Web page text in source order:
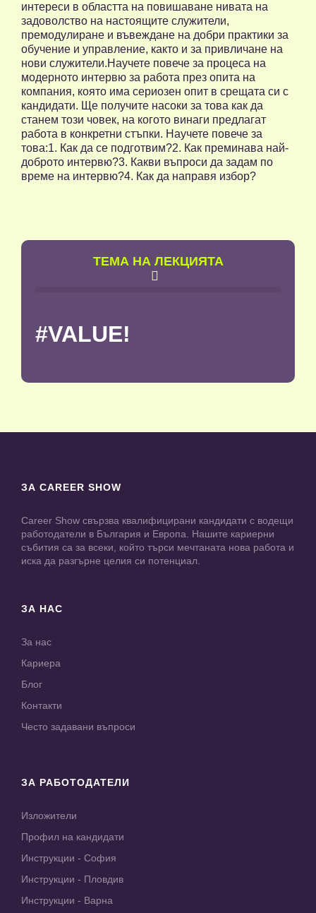
интереси в областта на повишаване нивата на
задоволство на настоящите служители,
премодулиране и въвеждане на добри практики за
обучение и управление, както и за привличане на
нови служители.Научете повече за процеса на
модерното интервю за работа през опита на
компания, която има сериозен опит в срещата си с
кандидати. Ще получите насоки за това как да
станем този човек, на когото винаги предлагат
работа в конкретни стъпки. Научете повече за
това:1. Как да се подготвим?2. Как преминава най-
доброто интервю?3. Какви въпроси да задам по
време на интервю?4. Как да направя избор?
TЕМА НА ЛЕКЦИЯТА

#VALUE!
ЗА CAREER SHOW
Career Show свързва квалифицирани кандидати с водещи
работодатели в България и Европа. Нашите кариерни
събития са за всеки, който търси мечтаната нова работа и
иска да разгърне целия си потенциал.
ЗА НАС
За нас
Кариера
Блог
Контакти
Често задавани въпроси
ЗА РАБОТОДАТЕЛИ
Изложители
Профил на кандидати
Инструкции - София
Инструкции - Пловдив
Инструкции - Варна